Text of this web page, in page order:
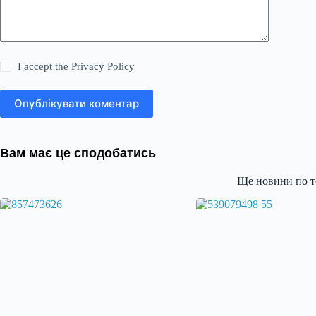
I accept thePrivacy Policy
Опублікувати коментар
Вам має це сподобатись
Ще новини по